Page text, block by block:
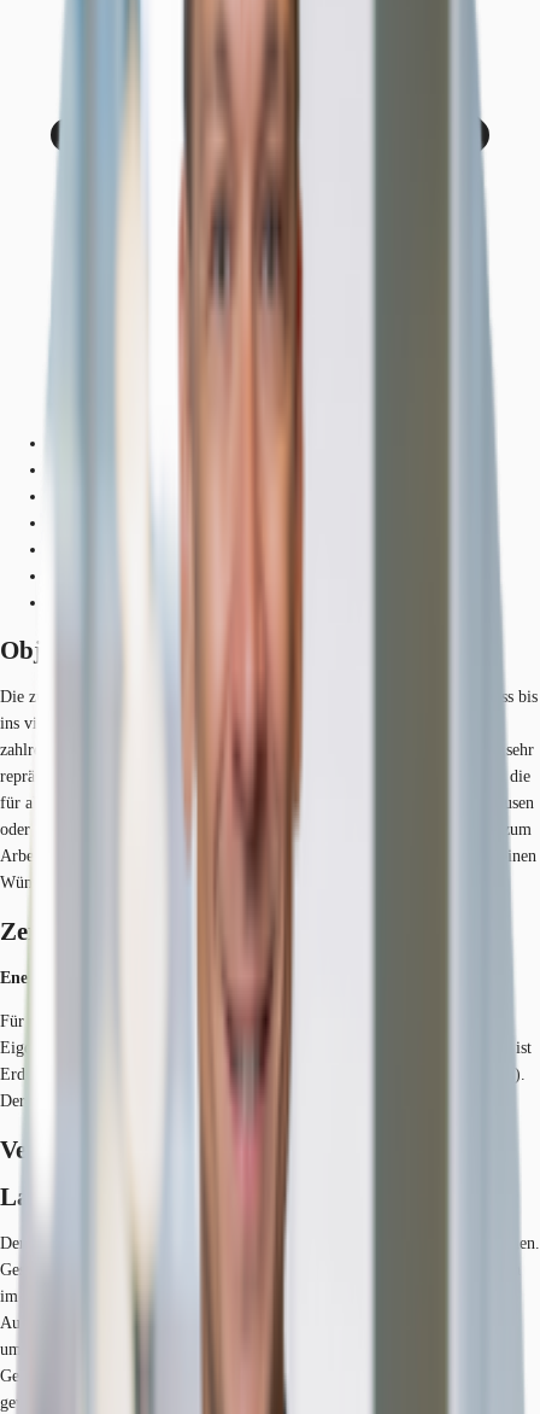
Objekt
Die zur Verfügung stehenden Büroflächen erstrecken sich vom Erdgeschoss bis
ins vierte Obergeschoss. Durch die modern gestaltete Fassade und die
zahlreichen Fenster ist das Gebäude sowohl von außen als auch von innen sehr
repräsentativ. Im Erdgeschoss befindet sich eine vollausgestattete Kantine, die
für alle Mitarbeiter zur Verfügung steht. Der begrünte Innenhof lädt in Pausen
oder nach der Arbeit zum Verweilen ein und bietet somit einen Ausgleich zum
Arbeitsalltag. Der künftige Mieter hat die Möglichkeit die Flächen nach seinen
Wünschen und Vorgaben ausbauen und renovieren zu lassen.
Zertifizierungen
Energieausweis
Für diese Liegenschaft liegt ein Verbrauchsausweis vom 2019-01-14 vom
Eigentümer/Vermieter vor. Der wesentliche Energieträger der Liegenschaft ist
Erdgas schwer. Der Endenergieverbrauch Strom beträgt 132.10 kWh/(m²*a).
Der Endenergieverbrauch Wärme beträgt 69.70 kWh/(m²*a).
Verfügbare Fläche
Lage und Verkehrsanbindung
Der Gebäudekomplex liegt zentrumsnah umringt von namhaften Unternehmen.
Geschäfte des täglichen Bedarfs sowie Fitnessstudios oder Tankstellen liegen
im unmittelbaren Umfeld. Die Autobahnen A555 und A565 sind in wenigen
Autominuten erreichbar und ermöglichen eine schnelle Anbindung an die
umliegenden Ortschaften. Auch Stationen des ÖPNV sind in einigen
Gehminuten erreichbar, sodass auch eine Anbindung per Bus und Bahn
gewährleistet ist. Eine Tankstelle befindet sich in der Nähe. Dienstleister des